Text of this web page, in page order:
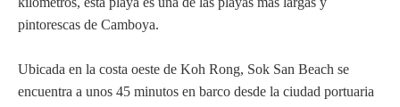
pintorescas de Camboya.
Ubicada en la costa oeste de Koh Rong, Sok San Beach se
encuentra a unos 45 minutos en barco desde la ciudad portuaria